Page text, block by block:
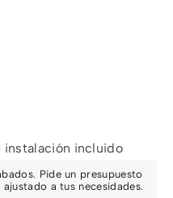
instalación incluido
Pide un presupuesto
a tus necesidades.